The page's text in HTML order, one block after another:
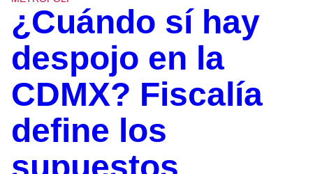
¿Cuándo sí hay
despojo en la
CDMX? Fiscalía
define los